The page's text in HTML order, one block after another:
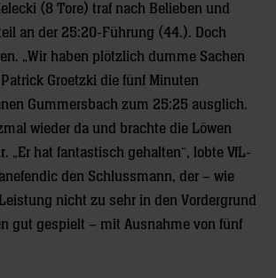
(8 Tore) traf nach Belieben und
an der 25:20-Führung (44.). Doch
„Wir haben plötzlich dumme Sachen
Groetzki die fünf Minuten
Gummersbach zum 25:25 ausglich.
wieder da und brachte die Löwen
„Er hat fantastisch gehalten“, lobte VfL-
den Schlussmann, der – wie
nicht zu sehr in den Vordergrund
gut gespielt – mit Ausnahme von fünf